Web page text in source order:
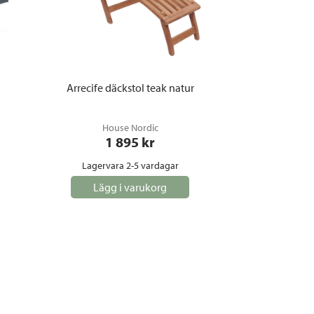
Arrecife däckstol teak natur
House Nordic
1 895 kr
Lagervara 2-5 vardagar
Lägg i varukorg